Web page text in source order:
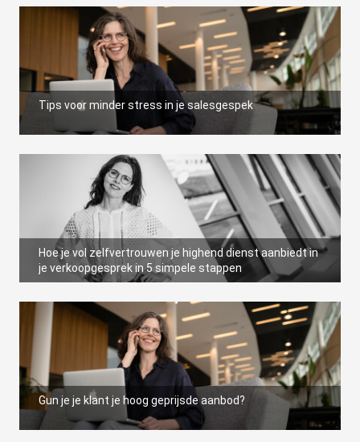
Tips voor minder stress in je salesgespek
Hoe je vol zelfvertrouwen je highend dienst aanbiedt in
je verkoopgesprek in 5 simpele stappen
Gun je je klant je hoog geprijsde aanbod?